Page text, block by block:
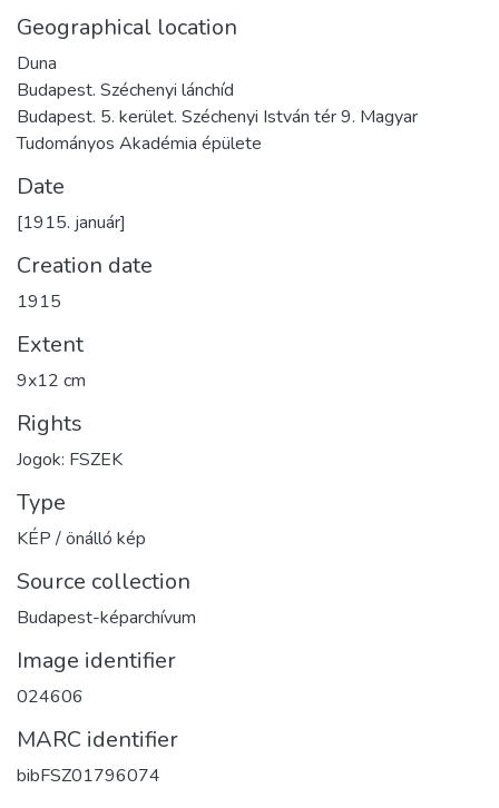
Geographical location
Duna
Budapest. Széchenyi lánchíd
Budapest. 5. kerület. Széchenyi István tér 9. Magyar
Tudományos Akadémia épülete
Date
[1915. január]
Creation date
1915
Extent
9x12 cm
Rights
Jogok: FSZEK
Type
KÉP / önálló kép
Source collection
Budapest-képarchívum
Image identifier
024606
MARC identifier
bibFSZ01796074